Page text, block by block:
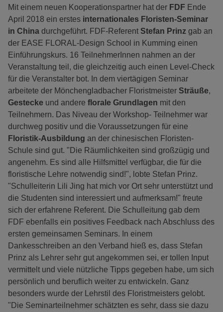
Mit einem neuen Kooperationspartner hat der FDF Ende
April 2018 ein erstes internationales Floristen-Seminar
in China durchgeführt. FDF-Referent Stefan Prinz gab an
der EASE FLORAL-Design School in Kumming einen
Einführungskurs. 16 TeilnehmerInnen nahmen an der
Veranstaltung teil, die gleichzeitig auch einen Level-Check
für die Veranstalter bot. In dem viertägigen Seminar
arbeitete der Mönchengladbacher Floristmeister Sträuße,
Gestecke und andere florale Grundlagen mit den
Teilnehmern. Das Niveau der Workshop- Teilnehmer war
durchweg positiv und die Voraussetzungen für eine
Floristik-Ausbildung an der chinesischen Floristen-
Schule sind gut. "Die Räumlichkeiten sind großzügig und
angenehm. Es sind alle Hilfsmittel verfügbar, die für die
floristische Lehre notwendig sind!", lobte Stefan Prinz.
"Schulleiterin Lili Jing hat mich vor Ort sehr unterstützt und
die Studenten sind interessiert und aufmerksam!" freute
sich der erfahrene Referent. Die Schulleitung gab dem
FDF ebenfalls ein positives Feedback nach Abschluss des
ersten gemeinsamen Seminars. In einem
Dankesschreiben an den Verband hieß es, dass Stefan
Prinz als Lehrer sehr gut angekommen sei, er tollen Input
vermittelt und viele nützliche Tipps gegeben habe, um sich
persönlich und beruflich weiter zu entwickeln. Ganz
besonders wurde der Lehrstil des Floristmeisters gelobt.
"Die Seminarteilnehmer schätzten es sehr, dass sie dazu